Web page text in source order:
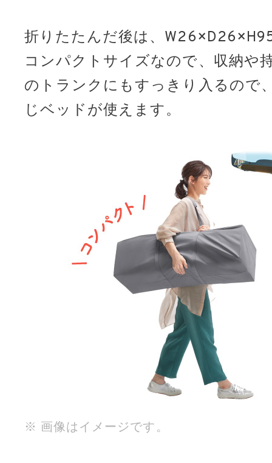
折りたたんだ後は、
コンパクトサイズなので、収納や
のトランクにもすっきり入るので
じベッドが使えます。
※ 画像はイメージです。